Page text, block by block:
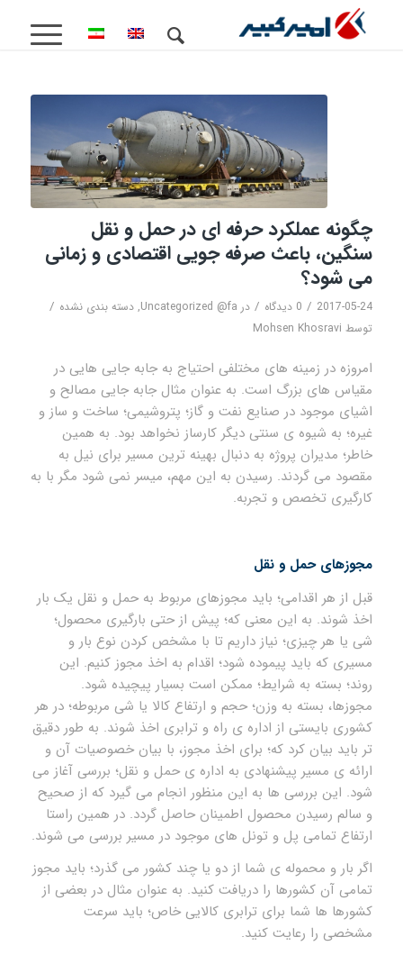
چگونه عملکرد حرفه ای در حمل و نقل
سنگین، باعث صرفه جویی اقتصادی و زمانی
می شود؟
2017-05-24
/ 0 دیدگاه / در Uncategorized @fa
, دسته بندی نشده /
توسط Mohsen Khosravi
امروزه در زمینه های مختلفی احتیاج به جابه جایی هایی در
مقیاس های بزرگ است. به عنوان مثال جابه جایی مصالح و
اشیای موجود در صنایع نفت و گاز؛ پتروشیمی؛ ساخت و ساز و
غیره؛ به شیوه ی سنتی دیگر کارساز نخواهد بود. به همین
خاطر؛ مدیران پروژه به دنبال بهینه ترین مسیر برای نیل به
مقصود می گردند. رسیدن به این مهم، میسر نمی شود مگر با به
کارگیری تخصص و تجربه.
مجوزهای حمل و نقل
قبل از هر اقدامی؛ باید مجوزهای مربوط به حمل و نقل یک بار
اخذ شوند. به این معنی که؛ پیش از حتی بارگیری محصول؛
شی یا هر چیزی؛ نیاز داریم تا با مشخص کردن نوع بار و
مسیری که باید پیموده شود؛ اقدام به اخذ مجوز کنیم. این
روند؛ بسته به شرایط؛ ممکن است بسیار پیچیده شود.
مجوزها، بسته به وزن؛ حجم و ارتفاع کالا یا شی مربوطه؛ در هر
کشوری بایستی از اداره ی راه و ترابری اخذ شوند. به طور دقیق
تر باید بیان کرد که؛ برای اخذ مجوز، با بیان خصوصیات آن و
ارائه ی مسیر پیشنهادی به اداره ی حمل و نقل؛ بررسی آغاز می
شود. این بررسی ها به این منظور انجام می گیرد که از صحیح
و سالم رسیدن محصول اطمینان حاصل گردد. در همین راستا
ارتفاع تمامی پل و تونل های موجود در مسیر بررسی می شوند.
اگر بار و محموله ی شما از دو یا چند کشور می گذرد؛ باید مجوز
تمامی آن کشورها را دریافت کنید. به عنوان مثال در بعضی از
کشورها ها شما برای ترابری کالایی خاص؛ باید سرعت
مشخصی را رعایت کنید.